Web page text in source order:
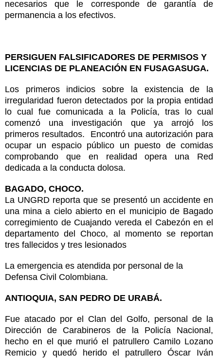
necesarios que le corresponde de garantía de
permanencia a los efectivos.
PERSIGUEN FALSIFICADORES DE PERMISOS Y
LICENCIAS DE PLANEACIÓN EN FUSAGASUGA.
Los primeros indicios sobre la existencia de la
irregularidad fueron detectados por la propia entidad
lo cual fue comunicada a la Policía, tras lo cual
comenzó una investigación que ya arrojó los
primeros resultados. Encontró una autorización para
ocupar un espacio público un puesto de comidas
comprobando que en realidad opera una Red
dedicada a la conducta dolosa.
BAGADO, CHOCO.
La UNGRD reporta que se presentó un accidente en
una mina a cielo abierto en el municipio de Bagado
corregimiento de Cuajando vereda el Cabezón en el
departamento del Choco, al momento se reportan
tres fallecidos y tres lesionados
La emergencia es atendida por personal de la
Defensa Civil Colombiana.
ANTIOQUIA, SAN PEDRO DE URABÁ.
Fue atacado por el Clan del Golfo, personal de la
Dirección de Carabineros de la Policía Nacional,
hecho en el que murió el patrullero Camilo Lozano
Remicio y quedó herido el patrullero Óscar Iván